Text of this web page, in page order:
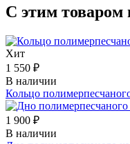
С этим товаром
Хит
1 550 ₽
В наличии
Кольцо
1 900 ₽
В наличии